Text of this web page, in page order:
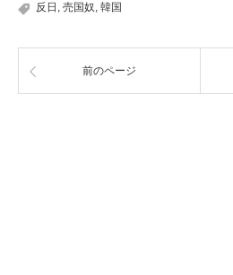
反日 , 売国奴, 韓国
前のページ